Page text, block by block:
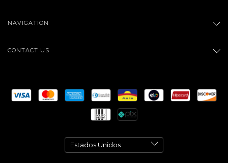
NAVIGATION
CONTACT US